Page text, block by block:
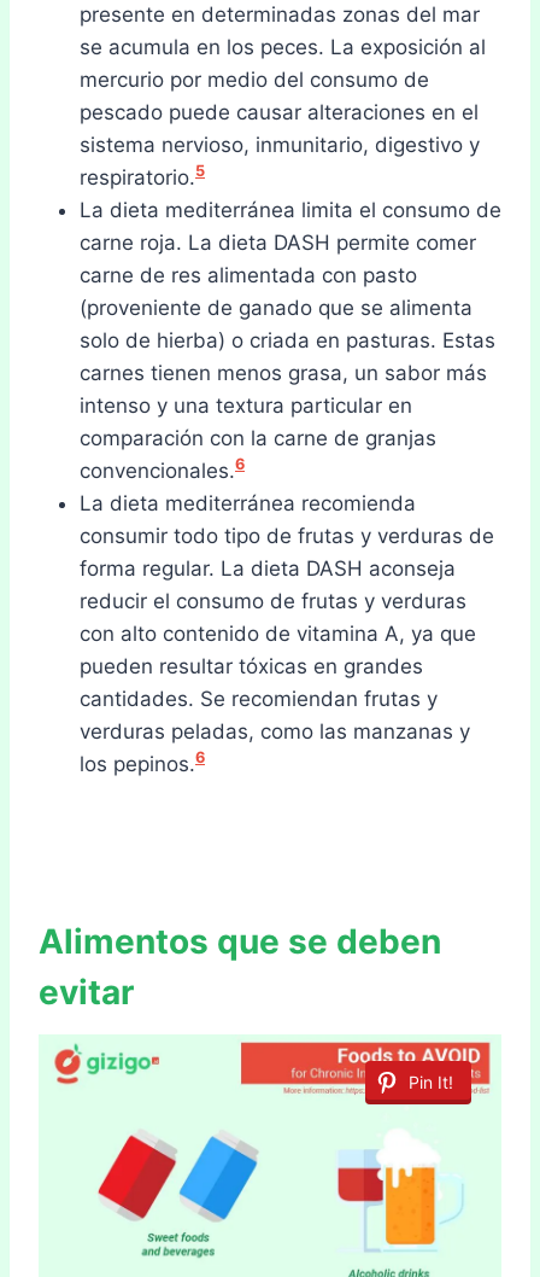
presente en determinadas zonas del mar
se acumula en los peces. La exposición al
mercurio por medio del consumo de
pescado puede causar alteraciones en el
sistema nervioso, inmunitario, digestivo y
respiratorio.5
La dieta mediterránea limita el consumo de
carne roja. La dieta DASH permite comer
carne de res alimentada con pasto
(proveniente de ganado que se alimenta
solo de hierba) o criada en pasturas. Estas
carnes tienen menos grasa, un sabor más
intenso y una textura particular en
comparación con la carne de granjas
convencionales.6
La dieta mediterránea recomienda
consumir todo tipo de frutas y verduras de
forma regular. La dieta DASH aconseja
reducir el consumo de frutas y verduras
con alto contenido de vitamina A, ya que
pueden resultar tóxicas en grandes
cantidades. Se recomiendan frutas y
verduras peladas, como las manzanas y
los pepinos.6
Alimentos que se deben
evitar
Pin It!